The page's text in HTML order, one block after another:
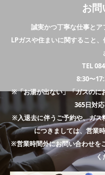
お
誠実かつ丁寧な仕事とア
LPガスや住まいに関すること
TEL
8:30〜
※「お湯が出ない」「ガスのに
365日対
※入退去に伴うご予約や、ガス
につきましては、営業
※営業時間外にお問い合わせを
く